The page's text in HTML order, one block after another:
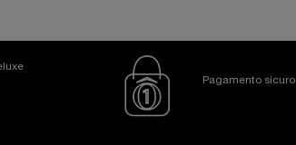
Pagamento sicuro